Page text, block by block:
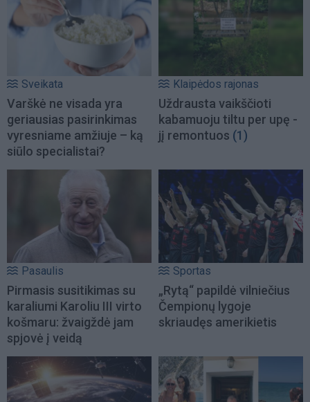
Sveikata
Varškė ne visada yra
geriausias pasirinkimas
vyresniame amžiuje – ką
siūlo specialistai?
Klaipėdos rajonas
Uždrausta vaikščioti
kabamuoju tiltu per upę -
jį remontuos (1)
Pasaulis
Pirmasis susitikimas su
karaliumi Karoliu III virto
košmaru: žvaigždė jam
spjovė į veidą
Sportas
„Rytą“ papildė vilniečius
Čempionų lygoje
skriaudęs amerikietis